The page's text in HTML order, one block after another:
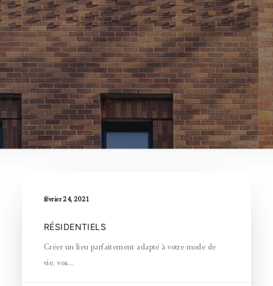
février 24, 2021
RÉSIDENTIELS
Créer un lieu parfaitement adapté à votre mode de
vie, vos…